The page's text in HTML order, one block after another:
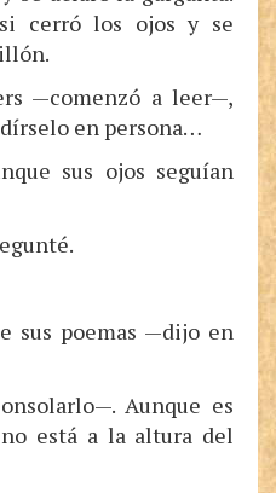
cerró los ojos y se
—comenzó a leer—,
en persona…
sus ojos seguían
sus poemas —dijo en
Aunque es
está a la altura del